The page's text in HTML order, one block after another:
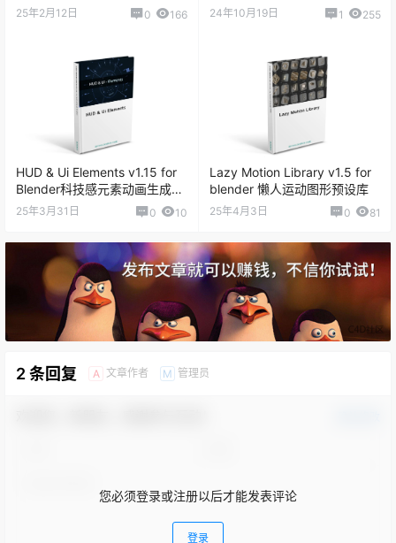
25年2月12日 0 166 24年10月19日 1 255
HUD & Ui Elements v1.15 for
Blender科技感元素动画生成插
件
25年3月31日 0 10
Lazy Motion Library v1.5 for
blender 懒人运动图形预设库
25年4月3日 0 81
2 条回复 A 文章作者 M 管理员
您必须登录或注册以后才能发表评论
登录